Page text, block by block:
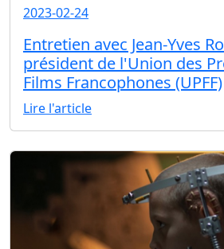
2023-02-24
Entretien avec Jean-Yves
président de l'Union des
Films Francophones (UPFF)
Lire l'article